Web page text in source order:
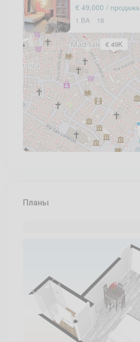
€ 49K
€ 49,000 / продажа
1 BA 18
Планы